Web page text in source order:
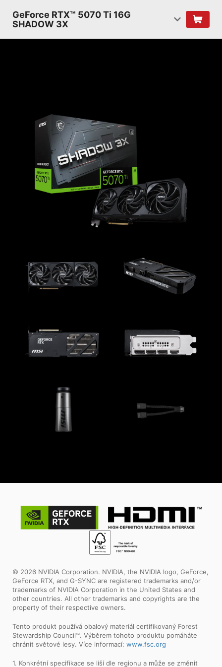
GeForce RTX™ 5070 Ti 16G
SHADOW 3X
© 2026 NVIDIA Corporation. NVIDIA, the NVIDIA logo, GeForce,
GeForce RTX, and G-SYNC are registered trademarks and/or
trademarks of NVIDIA Corporation in the United States and
other countries. All other trademarks and copyrights are the
property of their respective owners.
Tento produkt používá obalový materiál certifikovaný Forest
Stewardship Council™. Výběrem tohoto produktu pomáháte
chránit světové lesy. Více informací: www.fsc.org
1. Konkrétní specifikace se liší dle regionu a může se změnit